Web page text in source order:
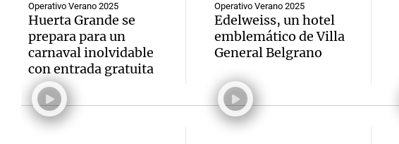
Operativo Verano 2025
Huerta Grande se
prepara para un
carnaval inolvidable
con entrada gratuita
Operativo Verano 2025
Edelweiss, un hotel
emblemático de Villa
General Belgrano